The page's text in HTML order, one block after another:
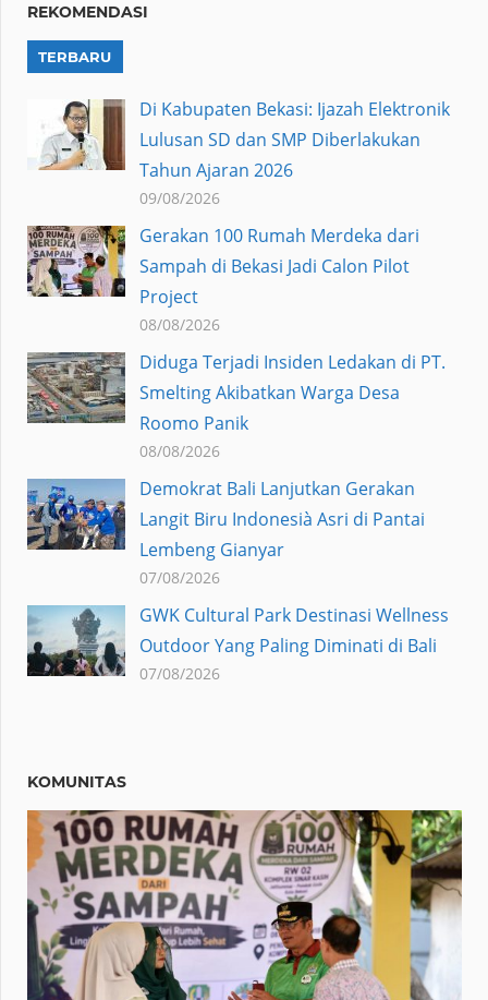
REKOMENDASI
TERBARU
Di Kabupaten Bekasi: Ijazah Elektronik
Lulusan SD dan SMP Diberlakukan
Tahun Ajaran 2026
09/08/2026
Gerakan 100 Rumah Merdeka dari
Sampah di Bekasi Jadi Calon Pilot
Project
08/08/2026
Diduga Terjadi Insiden Ledakan di PT.
Smelting Akibatkan Warga Desa
Roomo Panik
08/08/2026
Demokrat Bali Lanjutkan Gerakan
Langit Biru Indonesià Asri di Pantai
Lembeng Gianyar
07/08/2026
GWK Cultural Park Destinasi Wellness
Outdoor Yang Paling Diminati di Bali
07/08/2026
KOMUNITAS